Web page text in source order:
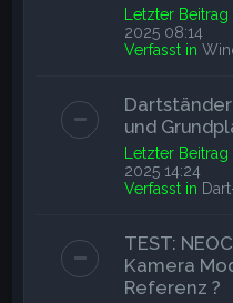
Letzter Beitrag
2025 08:14
Verfasst in
und
Letzter Beitrag
2025 14:24
Verfasst in
TEST:
Kamera
Referenz ?